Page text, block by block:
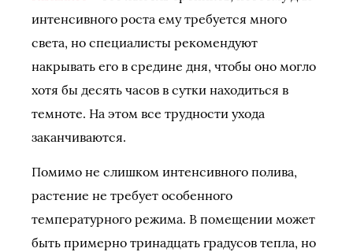
интенсивного роста ему требуется много
света, но специалисты рекомендуют
накрывать его в средине дня, чтобы оно могло
хотя бы десять часов в сутки находиться в
темноте. На этом все трудности ухода
заканчиваются.
Помимо не слишком интенсивного полива,
растение не требует особенного
температурного режима. В помещении может
быть примерно тринадцать градусов тепла, но